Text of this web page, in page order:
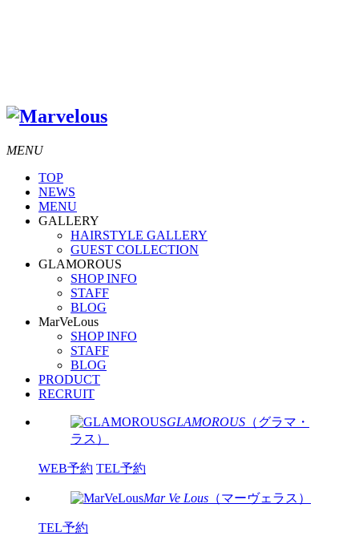
MENU
TOP
NEWS
MENU
GALLERY
HAIRSTYLE GALLERY
GUEST COLLECTION
GLAMOROUS
SHOP INFO
STAFF
BLOG
MarVeLous
SHOP INFO
STAFF
BLOG
PRODUCT
RECRUIT
GLAMOROUS （グラマ・
ラス）
WEB予約 TEL予約
Mar Ve Lous （マーヴェラス）
TEL予約